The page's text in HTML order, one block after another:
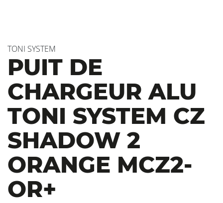
TONI SYSTEM
PUIT DE
CHARGEUR ALU
TONI SYSTEM CZ
SHADOW 2
ORANGE MCZ2-
OR+